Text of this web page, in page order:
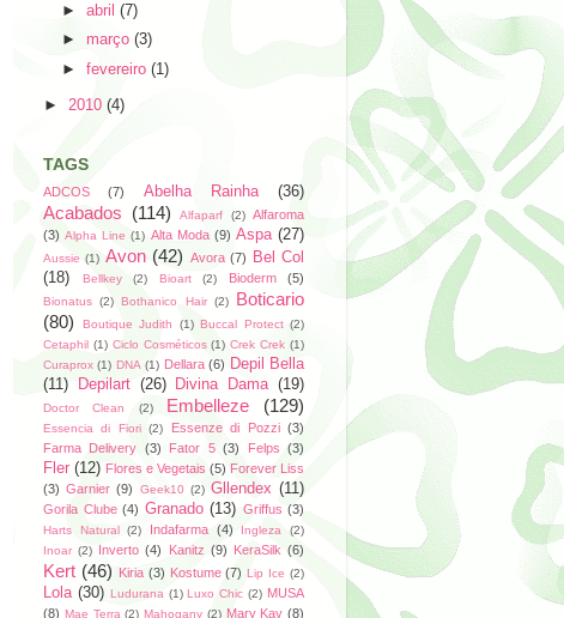
►abril(7)
► março(3)
►fevereiro(1)
► 2010 (4)
TAGS
ADCOS (7) Abelha Rainha (36)
Acabados (114) Alfaparf (2) Alfaroma
(3) Alpha Line (1) Alta Moda (9) Aspa (27)
Aussie (1) Avon (42) Avora (7)
Bel Col
(18)
Bellkey (2) Bioart (2) Bioderm (5)
Bionatus (2) Bothanico Hair (2)
Boticario
(80)
Boutique Judith (1) Buccal Protect (2)
Cetaphil (1) Ciclo Cosméticos (1) Crek Crek (1)
Curaprox (1) DNA (1) Dellara (6) Depil Bella
(11)
Depilart (26) Divina Dama (19)
Doctor Clean (2) Embelleze (129)
Essencia di Fiori (2) Essenze di Pozzi (3)
Farma Delivery (3) Fator 5 (3) Felps (3)
Fler (12) Flores e Vegetais (5) Forever Liss
(3) Garnier (9) Geek10 (2) Gllendex (11)
Gorila Clube (4) Granado (13) Griffus (3)
Harts Natural (2) Indafarma (4) Ingleza
(2)
Inoar (2) Inverto (4) Kanitz (9) KeraSilk (6)
Kert (46) Kiria (3) Kostume (7) Lip Ice (2)
Lola (30) Ludurana (1) Luxo Chic (2) MUSA
(8) Mae Terra (2) Mahogany (2) Mary Kay (8)